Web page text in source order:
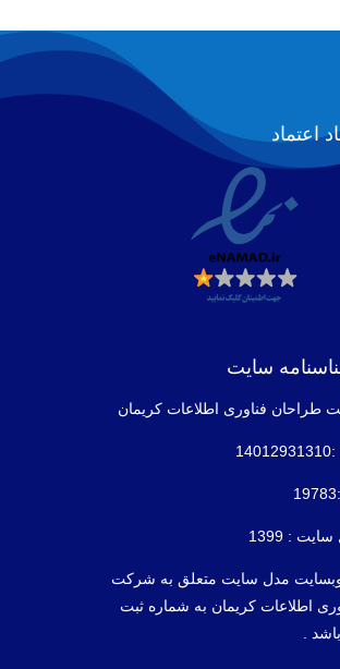
اعتماد
سایت
طراحان فناوری اطلاعات كريمان
: 1399
مدل سایت متعلق به شرکت
اطلاعات کریمان به شماره ثبت